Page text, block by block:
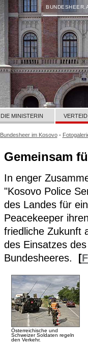
DIE MINISTERIN
Bundesheer im Kosovo-
Gemeinsam
In enger
"Kosovo Police
des Landes für
Peacekeeper
friedliche Zukunft
des Einsatzes
Bundesheeres.
[
Österreichische und
Schweizer Soldaten regeln
den Verkehr.